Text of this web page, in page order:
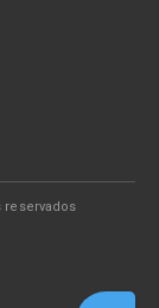
reservados